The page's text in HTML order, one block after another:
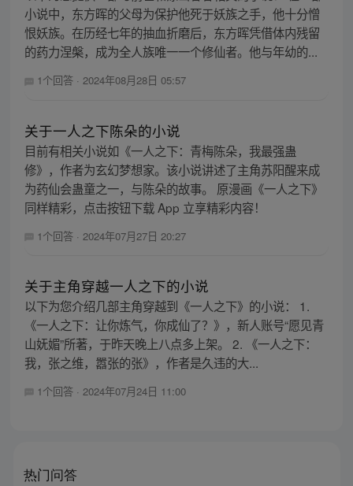
小说中，东方晖的父母为保护他死于妖族之手，他十分憎
恨妖族。在历经七年的抽血折磨后，东方晖凭借体内残留
的药力涅槃，成为全人族唯一一个修仙者。他与年幼的...
1个回答 · 2024年08月28日 05:57
关于一人之下陈朵的小说
目前有相关小说如《一人之下：青梅陈朵，我最强蛊
修》，作者为玄幻梦想家。该小说讲述了主角苏阳醒来成
为药仙会蛊童之一，与陈朵的故事。 原漫画《一人之下》
同样精彩，点击按钮下载 App 立享精彩内容！
1个回答 · 2024年07月27日 20:27
关于主角穿越一人之下的小说
以下为您介绍几部主角穿越到《一人之下》的小说： 1.
《一人之下：让你炼气，你成仙了？》，新人账号“愿见青
山妩媚”所著，于昨天晚上八点多上架。 2. 《一人之下：
我，张之维，嚣张的张》，作者是久违的大...
1个回答 · 2024年07月24日 11:00
热门问答